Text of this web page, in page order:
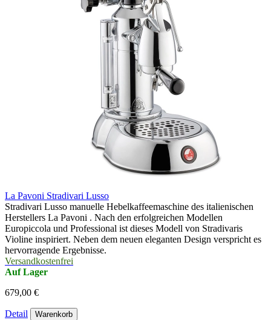
La Pavoni Stradivari Lusso
Stradivari Lusso manuelle Hebelkaffeemaschine des italienischen
Herstellers La Pavoni . Nach den erfolgreichen Modellen
Europiccola und Professional ist dieses Modell von Stradivaris
Violine inspiriert. Neben dem neuen eleganten Design verspricht es
hervorragende Ergebnisse.
Versandkostenfrei
Auf Lager
679,00 €
Detail Warenkorb